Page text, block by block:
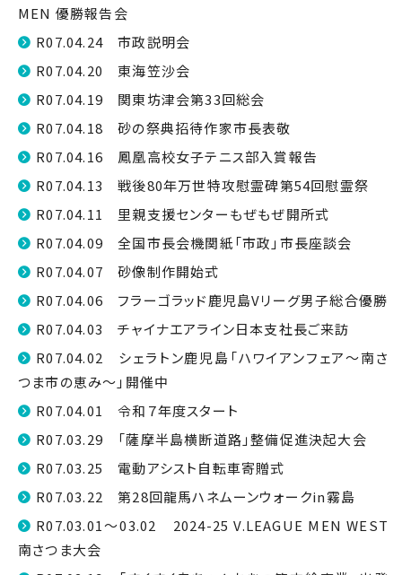
MEN 優勝報告会
R07.04.24 市政説明会
R07.04.20 東海笠沙会
R07.04.19 関東坊津会第33回総会
R07.04.18 砂の祭典招待作家市長表敬
R07.04.16 鳳凰高校女子テニス部入賞報告
R07.04.13 戦後80年万世特攻慰霊碑第54回慰霊祭
R07.04.11 里親支援センターもぜもぜ開所式
R07.04.09 全国市長会機関紙「市政」市長座談会
R07.04.07 砂像制作開始式
R07.04.06 フラーゴラッド鹿児島Vリーグ男子総合優勝
R07.04.03 チャイナエアライン日本支社長ご来訪
R07.04.02 シェラトン鹿児島「ハワイアンフェア〜南さ
つま市の恵み〜」開催中
R07.04.01 令和７年度スタート
R07.03.29 「薩摩半島横断道路」整備促進決起大会
R07.03.25 電動アシスト自転車寄贈式
R07.03.22 第28回龍馬ハネムーンウォークin霧島
R07.03.01～03.02 2024-25 V.LEAGUE MEN WEST
南さつま大会